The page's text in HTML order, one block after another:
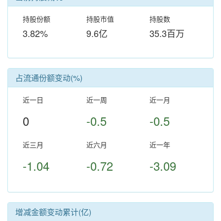
持股份额
3.82%
持股市值
9.6亿
持股数
35.3百万
占流通份额变动(%)
近一日
0
近一周
-0.5
近一月
-0.5
近三月
-1.04
近六月
-0.72
近一年
-3.09
增减金额变动累计(亿)